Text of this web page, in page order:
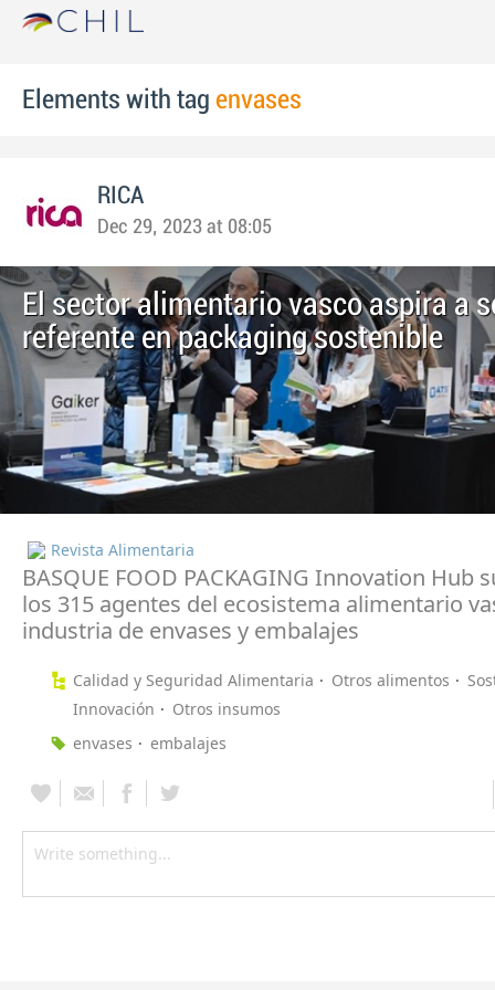
Elements with tag envases
RICA
Dec 29, 2023 at 08:05
El sector alimentario vasco aspira a
referente en packaging sostenible
Revista Alimentaria
BASQUE FOOD PACKAGING Innovation Hub
los 315 agentes del ecosistema alimentario
industria de envases y embalajes
Calidad y Seguridad Alimentaria Otros alimentos
Innovación
Otros insumos
envases
embalajes